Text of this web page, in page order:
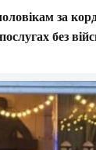
за
без